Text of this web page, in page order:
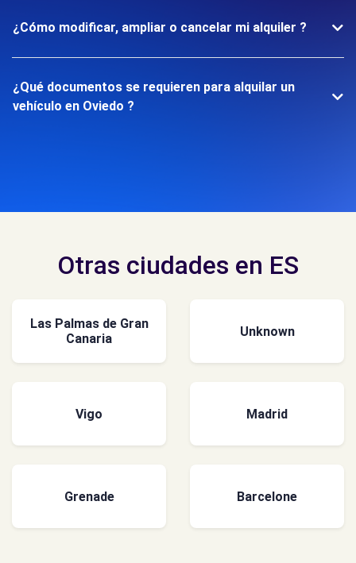
¿Cómo modificar, ampliar o cancelar mi alquiler ?
¿Qué documentos se requieren para alquilar un
vehículo en Oviedo ?
Otras ciudades en ES
Las Palmas de Gran
Canaria
Unknown
Vigo Madrid
Grenade Barcelone